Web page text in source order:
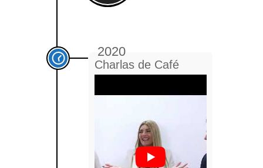
2020
Charlas de Café